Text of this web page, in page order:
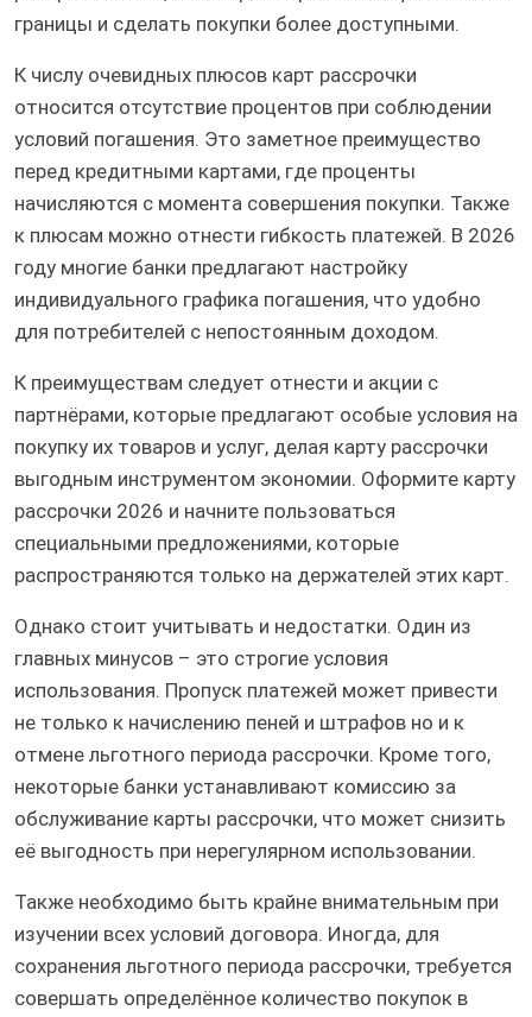
границы и сделать покупки более доступными.
К числу очевидных плюсов карт рассрочки
относится отсутствие процентов при соблюдении
условий погашения. Это заметное преимущество
перед кредитными картами, где проценты
начисляются с момента совершения покупки. Также
к плюсам можно отнести гибкость платежей. В 2026
году многие банки предлагают настройку
индивидуального графика погашения, что удобно
для потребителей с непостоянным доходом.
К преимуществам следует отнести и акции с
партнёрами, которые предлагают особые условия на
покупку их товаров и услуг, делая карту рассрочки
выгодным инструментом экономии. Оформите карту
рассрочки 2026 и начните пользоваться
специальными предложениями, которые
распространяются только на держателей этих карт.
Однако стоит учитывать и недостатки. Один из
главных минусов – это строгие условия
использования. Пропуск платежей может привести
не только к начислению пеней и штрафов но и к
отмене льготного периода рассрочки. Кроме того,
некоторые банки устанавливают комиссию за
обслуживание карты рассрочки, что может снизить
её выгодность при нерегулярном использовании.
Также необходимо быть крайне внимательным при
изучении всех условий договора. Иногда, для
сохранения льготного периода рассрочки, требуется
совершать определённое количество покупок в